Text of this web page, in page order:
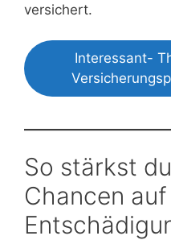
versichert.
Interessant-
So stärkst
Chancen auf